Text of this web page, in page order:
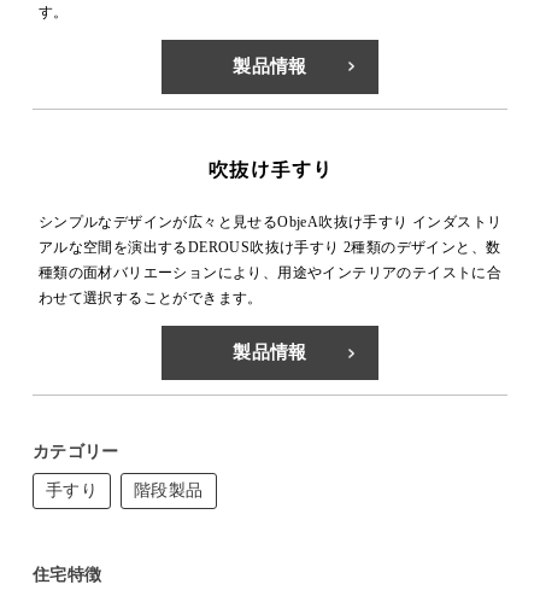
す。
製品情報
シンプルなデザインが広々と見せるObjeA吹抜け手すり インダストリ
アルな空間を演出するDEROUS吹抜け手すり 2種類のデザインと、数
種類の面材バリエーションにより、用途やインテリアのテイストに合
わせて選択することができます。
製品情報
カテゴリー
手すり 階段製品
住宅特徴